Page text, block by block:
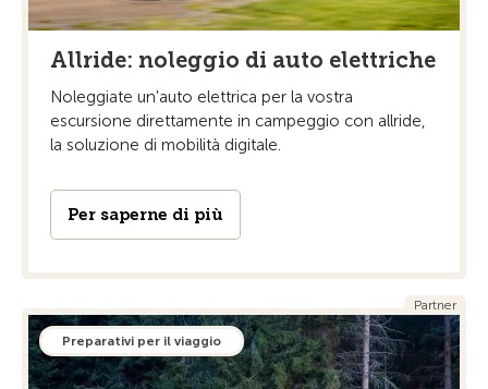
Allride: noleggio di auto elettriche
Noleggiate un'auto elettrica per la vostra
escursione direttamente in campeggio con allride,
la soluzione di mobilità digitale.
Per saperne di più
Partner
Preparativi per il viaggio